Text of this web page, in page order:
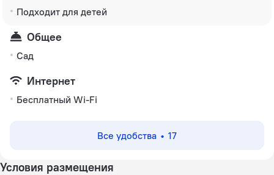
Подходит для детей
Общее
Сад
Интернет
Бесплатный Wi-Fi
Все удобства 17
Условия размещения